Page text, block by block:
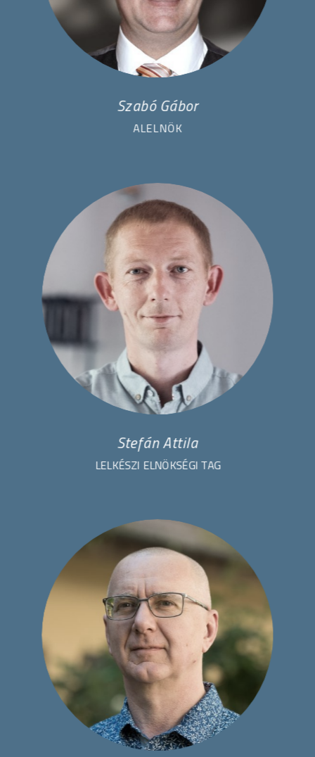
Szabó Gábor
ALELNÖK
Stefán Attila
LELKÉSZI ELNÖKSÉGI TAG